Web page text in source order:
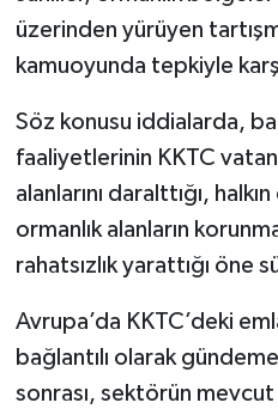
üzerinden yürüyen
kamuoyunda tepkiyle
Söz konusu iddialarda,
faaliyetlerinin KKTC
alanlarını daralttığı,
ormanlık alanların
rahatsızlık yarattığı öne
Avrupa’da KKTC’deki
bağlantılı olarak
sonrası, sektörün